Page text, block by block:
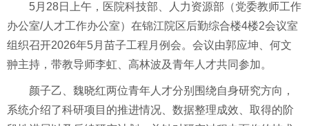
5月28日上午，医院科技部、人力资源部（党委教师工作
办公室/人才工作办公室）在锦江院区后勤综合楼4楼2会议室
组织召开2026年5月苗子工程月例会。会议由郭应坤、何文
翀主持，带教导师李虹、高林波及青年人才共同参加。
颜子乙、魏晓红两位青年人才分别围绕自身研究方向，
系统介绍了科研项目的推进情况、数据整理成效、取得的阶